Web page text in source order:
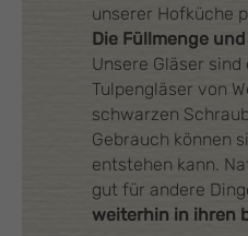
unserer Hofküche
Die Füllmenge
Unsere Gläser
Tulpengläser von
schwarzen
Gebrauch können
entstehen kann.
gut für andere
weiterhin in ihren